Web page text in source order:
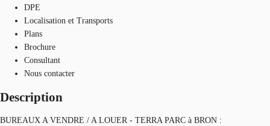
DPE
Localisation et Transports
Plans
Brochure
Consultant
Nous contacter
Description
BUREAUX A VENDRE / A LOUER - TERRA PARC à BRON :